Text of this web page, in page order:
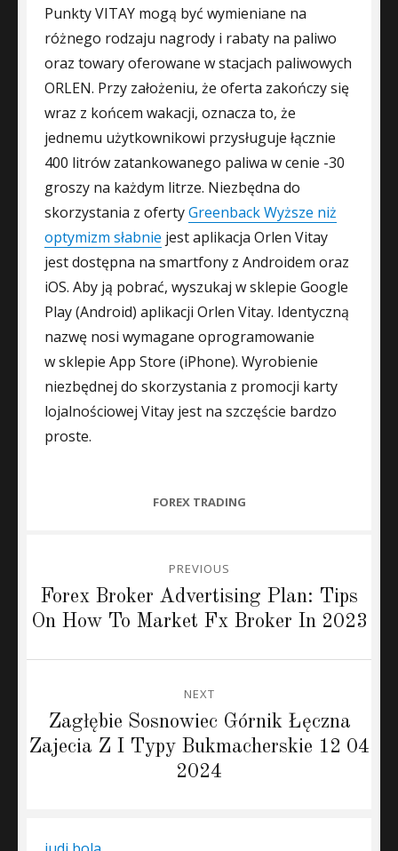
Punkty VITAY mogą być wymieniane na
różnego rodzaju nagrody i rabaty na paliwo
oraz towary oferowane w stacjach paliwowych
ORLEN. Przy założeniu, że oferta zakończy się
wraz z końcem wakacji, oznacza to, że
jednemu użytkownikowi przysługuje łącznie
400 litrów zatankowanego paliwa w cenie -30
groszy na każdym litrze. Niezbędna do
skorzystania z ofertyGreenback Wyższe niż
optymizm słabnie jest aplikacja Orlen Vitay
jest dostępna na smartfony z Androidem oraz
iOS. Aby ją pobrać, wyszukaj w sklepie Google
Play (Android) aplikacji Orlen Vitay. Identyczną
nazwę nosi wymagane oprogramowanie
w sklepie App Store (iPhone). Wyrobienie
niezbędnej do skorzystania z promocji karty
lojalnościowej Vitay jest na szczęście bardzo
proste.
CATEGORIES
FOREX TRADING
navigation
PREVIOUS
Previous
post:
Forex Broker Advertising Plan: Tips
On How To Market Fx Broker In 2023
NEXT
Next
post:
Zagłębie Sosnowiec Górnik Łęczna
Zajecia Z I Typy Bukmacherskie 12 04
2024